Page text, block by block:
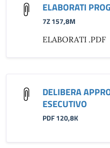
ELABORATI
7Z 157,8M
ELABORATI .PDF
DELIBERA
ESECUTIVO
PDF 120,8K